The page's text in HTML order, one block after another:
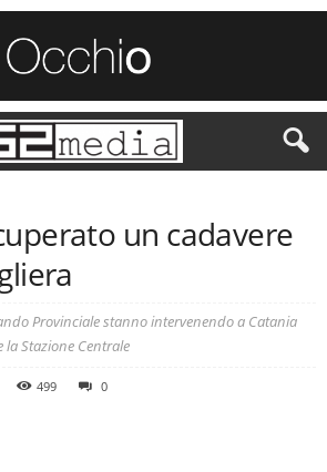
un cadavere
Provinciale stanno intervenendo a Catania
Stazione Centrale
499 0